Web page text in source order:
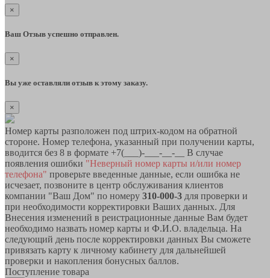
×
Ваш Отзыв успешно отправлен.
×
Вы уже оставляли отзыв к этому заказу.
×
Номер карты разположен под штрих-кодом на обратной
стороне. Номер телефона, указанный при получении карты,
вводится без 8 в формате +7(___)-___-__-__ В случае
появления ошибки "Неверный номер карты и/или номер
телефона" проверьте введенные данные, если ошибка не
исчезает, позвоните в центр обслуживания клиентов
компании "Ваш Дом" по номеру 310-000-3 для проверки и
при необходимости корректировки Ваших данных. Для
Внесения изменений в реистрационные данные Вам будет
необходимо назвать номер карты и Ф.И.О. владельца. На
следующий день после корректировки данных Вы сможете
привязать карту к личному кабинету для дальнейшей
проверки и накопления бонусных баллов.
Поступление товара